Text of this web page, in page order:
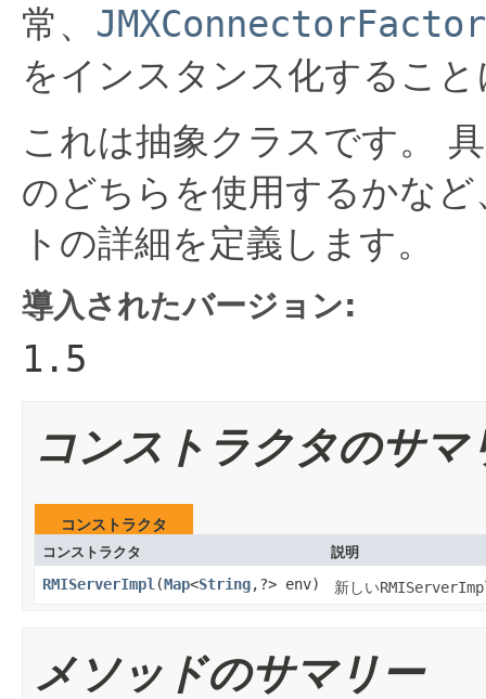
常、
をインスタンス化するこ
これは抽象クラスです。
のどちらを使用するかな
トの詳細を定義します。
導入されたバージョン:
1.5
コンストラクタのサマ
コンストラクタ
コンストラクタ 説明
RMIServerImpl (Map<String,?> env) 新しい
メソッドのサマリー